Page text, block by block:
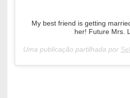
My best friend is getting
her! Future Mrs.
Uma publicação partilhada por